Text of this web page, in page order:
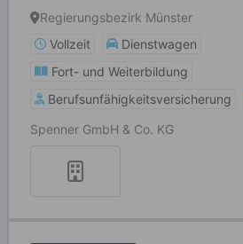
Regierungsbezirk Münster
Vollzeit
Dienstwagen
Fort- und Weiterbildung
Berufsunfähigkeitsversicherung
Spenner GmbH & Co. KG